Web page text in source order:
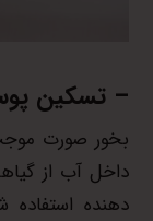
– تسکین
بخور صورت
داخل آب از
دهنده